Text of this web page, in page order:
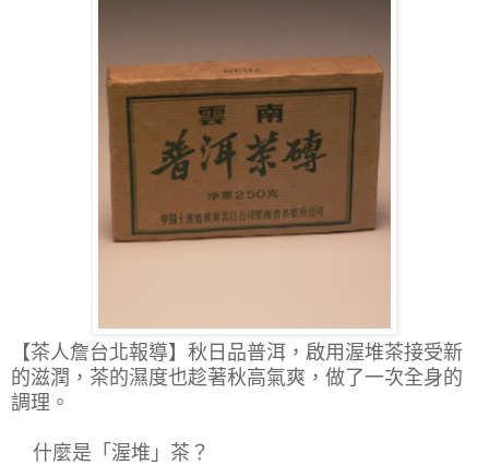
【茶人詹台北報導】 秋日品普洱，啟用渥堆茶接受新
的滋潤，茶的濕度也趁著秋高氣爽，做了一次全身的
調理。
什麼是「渥堆」茶？